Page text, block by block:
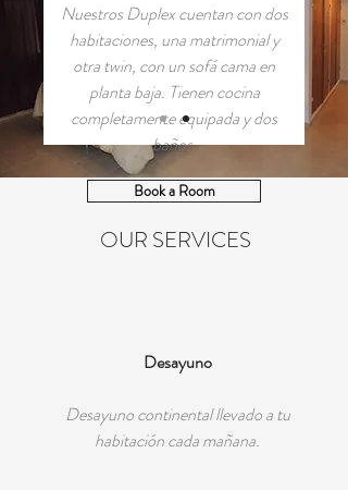
Nuestros Duplex cuentan con dos
habitaciones, una matrimonial y
otra twin, con un sofá cama en
planta baja. Tienen cocina
completamente equipada y dos
baños.
Book a Room
OUR SERVICES
Desayuno
Desayuno continental llevado a tu
habitación cada mañana.